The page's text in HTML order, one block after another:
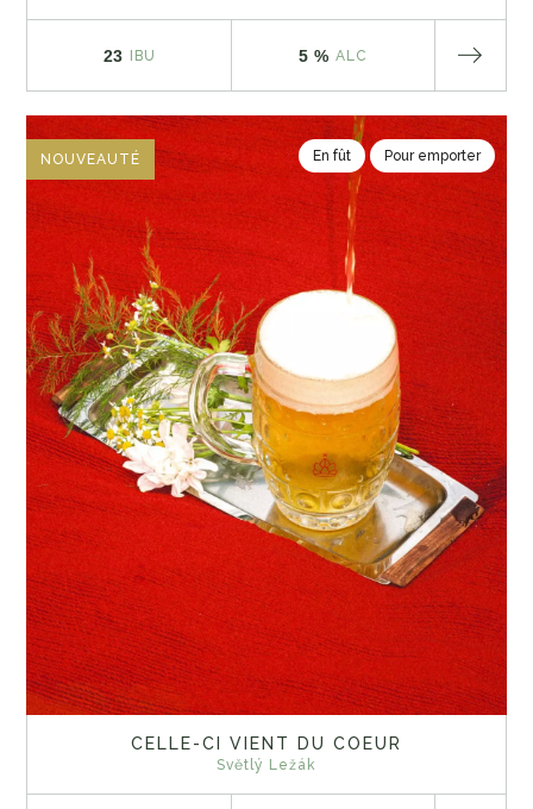
23 IBU 5 % ALC
NOUVEAUTÉ En fût Pour emporter
CELLE-CI VIENT DU COEUR
Světlý Ležák